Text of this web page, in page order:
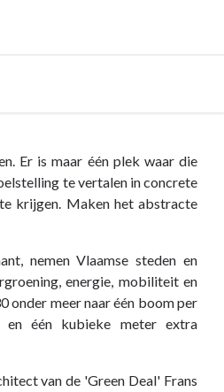
Er is maar één plek waar die
te vertalen in concrete
krijgen. Maken het abstracte
nemen Vlaamse steden en
energie, mobiliteit en
onder meer naar één boom per
en één kubieke meter extra
van de 'Green Deal' Frans